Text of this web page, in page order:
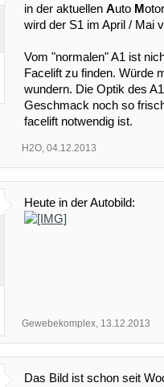
in der aktuellen Auto Motor
wird der S1 im April / Mai
Vom "normalen" A1 ist
Facelift zu finden. Würde
wundern. Die Optik des
Geschmack noch so
facelift notwendig ist.
H2O, 04.12.2013
Heute in der Autobild:
Gewebekomplex, 13.12.2013
Das Bild ist schon seit